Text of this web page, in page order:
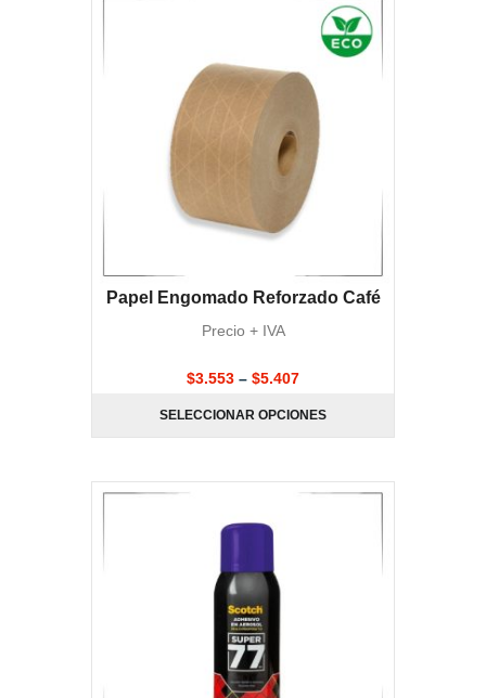
Papel Engomado Reforzado Café
Precio + IVA
$3.553 – $5.407
SELECCIONAR OPCIONES